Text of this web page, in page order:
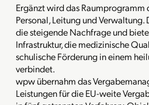
Ergänzt wird das Raumprogramm
Personal, Leitung und
die steigende Nachfrage und
Infrastruktur, die medizinische
schulische Förderung in einem
verbindet.
wpw übernahm das
Leistungen für die EU-weite